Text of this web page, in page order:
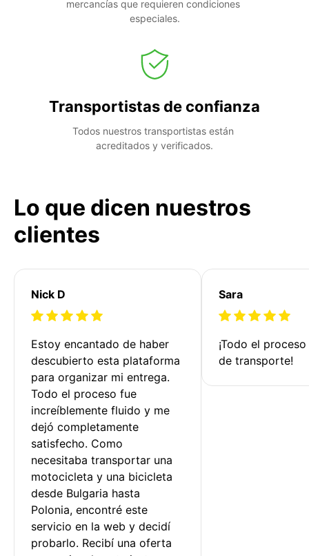
mercancías que requieren condiciones
especiales.
Transportistas de confianza
Todos nuestros transportistas están
acreditados y verificados.
Lo que dicen nuestros
clientes
Nick D
Estoy encantado de haber
descubierto esta plataforma
para organizar mi entrega.
Todo el proceso fue
increíblemente fluido y me
dejó completamente
satisfecho. Como
necesitaba transportar una
motocicleta y una bicicleta
desde Bulgaria hasta
Polonia, encontré este
servicio en la web y decidí
probarlo. Recibí una oferta
Sara
¡Todo el
de transporte!